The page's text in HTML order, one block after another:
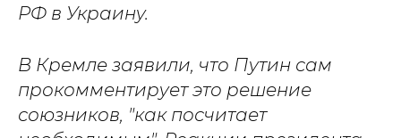
РФ в Украину.
В Кремле заявили, что Путин сам
прокомментирует это решение
союзников, "как посчитает